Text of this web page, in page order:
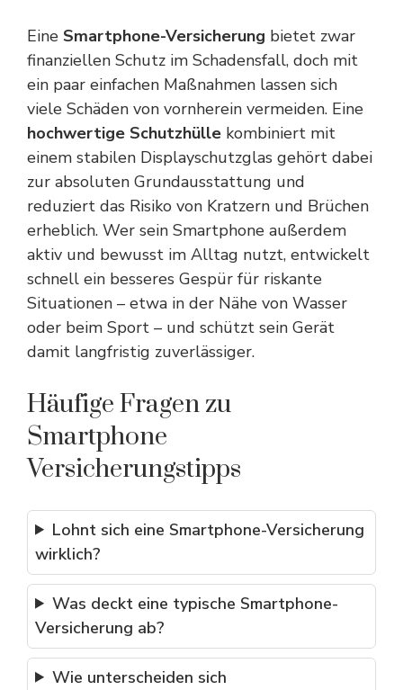
Eine Smartphone-Versicherung bietet zwar
finanziellen Schutz im Schadensfall, doch mit
ein paar einfachen Maßnahmen lassen sich
viele Schäden von vornherein vermeiden. Eine
hochwertige Schutzhülle kombiniert mit
einem stabilen Displayschutzglas gehört dabei
zur absoluten Grundausstattung und
reduziert das Risiko von Kratzern und Brüchen
erheblich. Wer sein Smartphone außerdem
aktiv und bewusst im Alltag nutzt, entwickelt
schnell ein besseres Gespür für riskante
Situationen – etwa in der Nähe von Wasser
oder beim Sport – und schützt sein Gerät
damit langfristig zuverlässiger.
Häufige Fragen zu
Smartphone
Versicherungstipps
Lohnt sich eine Smartphone-Versicherung
wirklich?
Was deckt eine typische Smartphone-
Versicherung ab?
Wie unterscheiden sich